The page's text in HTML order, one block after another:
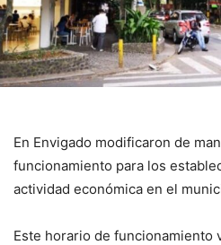
En Envigado modificaron de
funcionamiento para los
actividad económica en el
Este horario de funcionamiento